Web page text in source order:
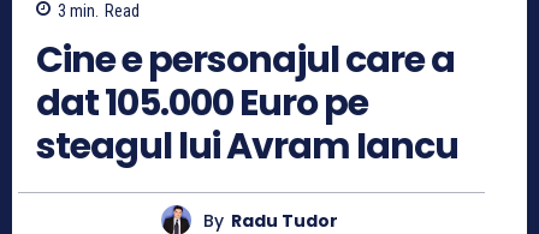
3 min. Read
Cine e personajul care a
dat 105.000 Euro pe
steagul lui Avram Iancu
By Radu Tudor